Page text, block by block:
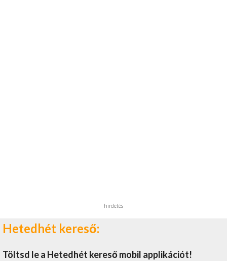
hirdetés
Hetedhét kereső:
Töltsd le a Hetedhét kereső mobil applikációt!